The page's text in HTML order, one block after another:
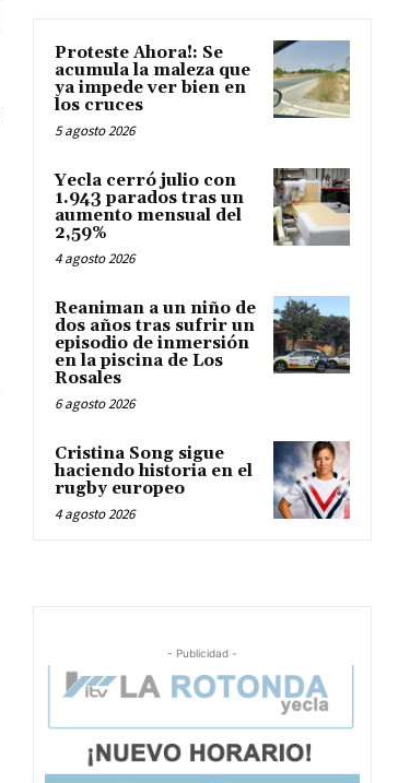
Proteste Ahora!: Se
acumula la maleza que
ya impede ver bien en
los cruces
5 agosto 2026
Yecla cerró julio con
1.943 parados tras un
aumento mensual del
2,59%
4 agosto 2026
Reaniman a un niño de
dos años tras sufrir un
episodio de inmersión
en la piscina de Los
Rosales
6 agosto 2026
Cristina Song sigue
haciendo historia en el
rugby europeo
4 agosto 2026
- Publicidad -